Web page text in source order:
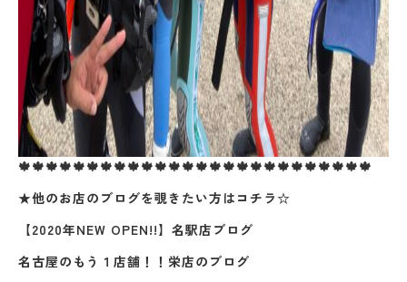
🍁🍁🍁🍁🍁🍁🍁🍁🍁🍁🍁🍁🍁🍁🍁🍁🍁🍁🍁🍁🍁🍁🍁🍁🍁🍁
★他のお店のブログを覗きたい方はコチラ☆
【2020年NEW OPEN!!】名駅店ブログ
名古屋のもう１店舗！！ 栄店のブログ